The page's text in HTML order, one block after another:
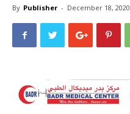
By Publisher - December 18, 2020